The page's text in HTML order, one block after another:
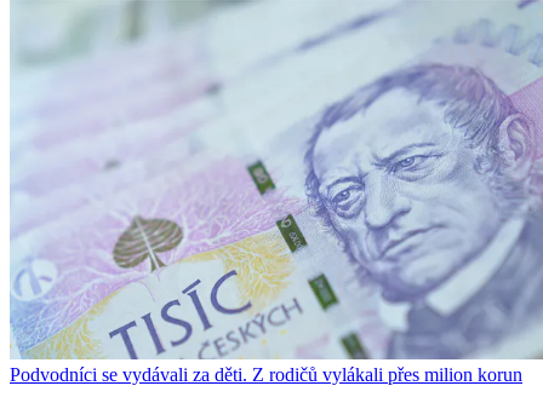
Podvodníci se vydávali za děti. Z rodičů vylákali přes milion korun